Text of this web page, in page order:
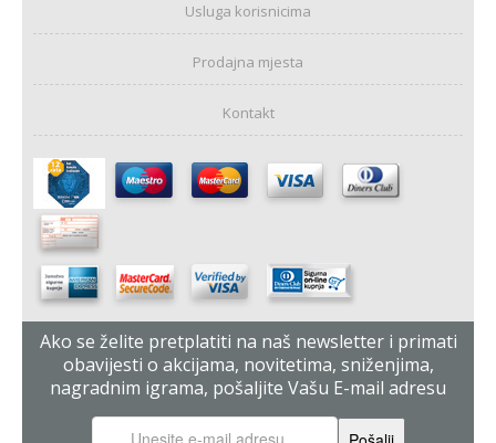
Usluga korisnicima
Prodajna mjesta
Kontakt
Ako se želite pretplatiti na naš newsletter i primati
obavijesti o akcijama, novitetima, sniženjima,
nagradnim igrama, pošaljite Vašu E-mail adresu